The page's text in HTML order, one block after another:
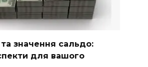
значення сальдо:
для вашого